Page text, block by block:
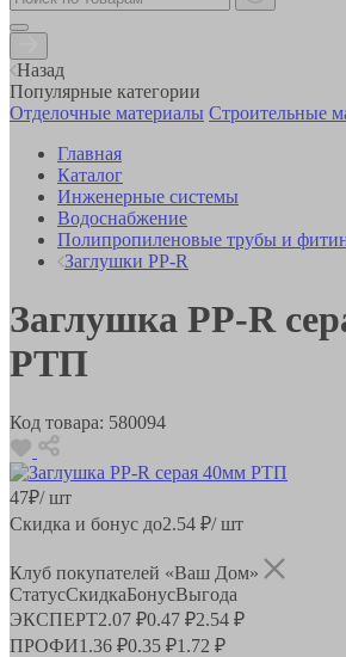
Назад
Популярные категории
Отделочные материалы Строительные
Главная
Каталог
Инженерные системы
Водоснабжение
Полипропиленовые трубы и
Заглушки PP-R
Заглушка РР-R
РТП
Код товара: 580094
47₽/ шт
Скидка и бонус до2.54 ₽/ шт
Клуб покупателей «Ваш Дом»
СтатусСкидкаБонусВыгода
ЭКСПЕРТ2.07 ₽0.47 ₽2.54 ₽
ПРОФИ1.36 ₽0.35 ₽1.72 ₽